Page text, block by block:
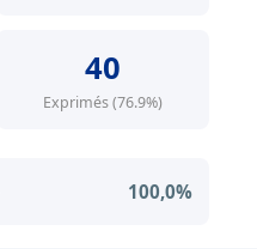
40
Exprimés (76.9%)
100,0%